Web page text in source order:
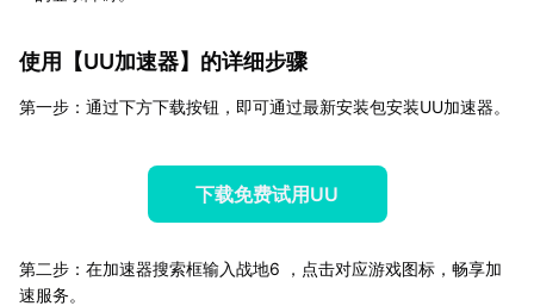
使用【UU加速器】的详细步骤
第一步：通过下方下载按钮，即可通过最新安装包安装UU加速器。
下载免费试用UU
第二步：在加速器搜索框输入战地6 ，点击对应游戏图标，畅享加
速服务。